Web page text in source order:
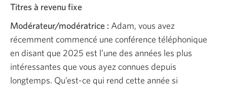
Titres à revenu fixe
Modérateur/modératrice : Adam, vous avez
récemment commencé une conférence téléphonique
en disant que 2025 est l’une des années les plus
intéressantes que vous ayez connues depuis
longtemps. Qu’est-ce qui rend cette année si